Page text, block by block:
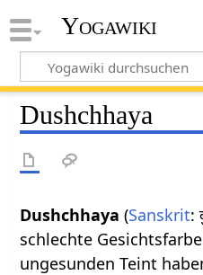
Yogawiki
Dushchhaya
Dushchhaya (Sanskrit:
schlechte
ungesunden Teint